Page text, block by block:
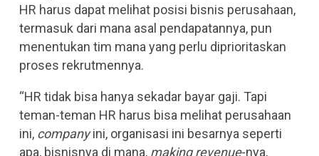
HR harus dapat melihat posisi bisnis perusahaan,
termasuk dari mana asal pendapatannya, pun
menentukan tim mana yang perlu diprioritaskan
proses rekrutmennya.
“HR tidak bisa hanya sekadar bayar gaji. Tapi
teman-teman HR harus bisa melihat perusahaan
ini, companyini, organisasi ini besarnya seperti
apa, bisnisnya di mana, makingrevenue-nya,